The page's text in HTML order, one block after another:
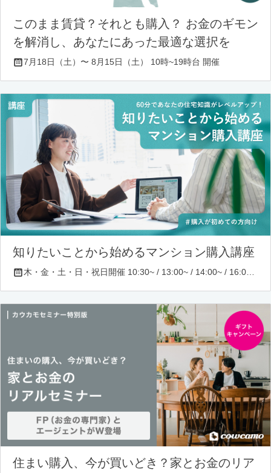
このまま賃貸？それとも購入？ お金のギモン
を解消し、あなたにあった最適な選択を
7月18日（土）〜 8月15日（土） 10時~19時台 開催
知りたいことから始めるマンション購入講座
木・金・土・日・祝日開催 10:30~ / 13:00~ / 14:00~ / 16:00~ / 17:00~/ 18:30~/ 19:30~
住まい購入、今が買いどき？家とお金のリア